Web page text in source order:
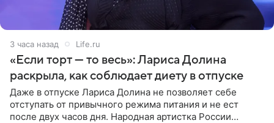
3 часа назад Life.ru
«Если торт — то весь»: Лариса Долина
раскрыла, как соблюдает диету в отпуске
Даже в отпуске Лариса Долина не позволяет себе
отступать от привычного режима питания и не ест
после двух часов дня. Народная артистка России